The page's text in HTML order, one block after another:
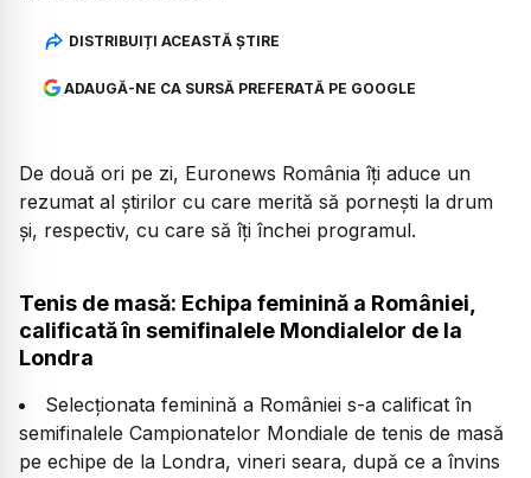
DISTRIBUIȚI ACEASTĂ ȘTIRE
ADAUGĂ-NE CA SURSĂ PREFERATĂ PE GOOGLE
De două ori pe zi, Euronews România îți aduce un
rezumat al știrilor cu care merită să pornești la drum
și, respectiv, cu care să îți închei programul.
Tenis de masă: Echipa feminină a României,
calificată în semifinalele Mondialelor de la
Londra
Selecționata feminină a României s-a calificat în
semifinalele Campionatelor Mondiale de tenis de masă
pe echipe de la Londra, vineri seara, după ce a învins